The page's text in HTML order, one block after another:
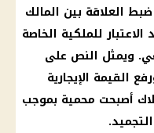
ضبط العلاقة بين المالك
للملكية الخاصة
ويمثل النص على
القيمة الإيجارية
أصبحت محمية بموجب